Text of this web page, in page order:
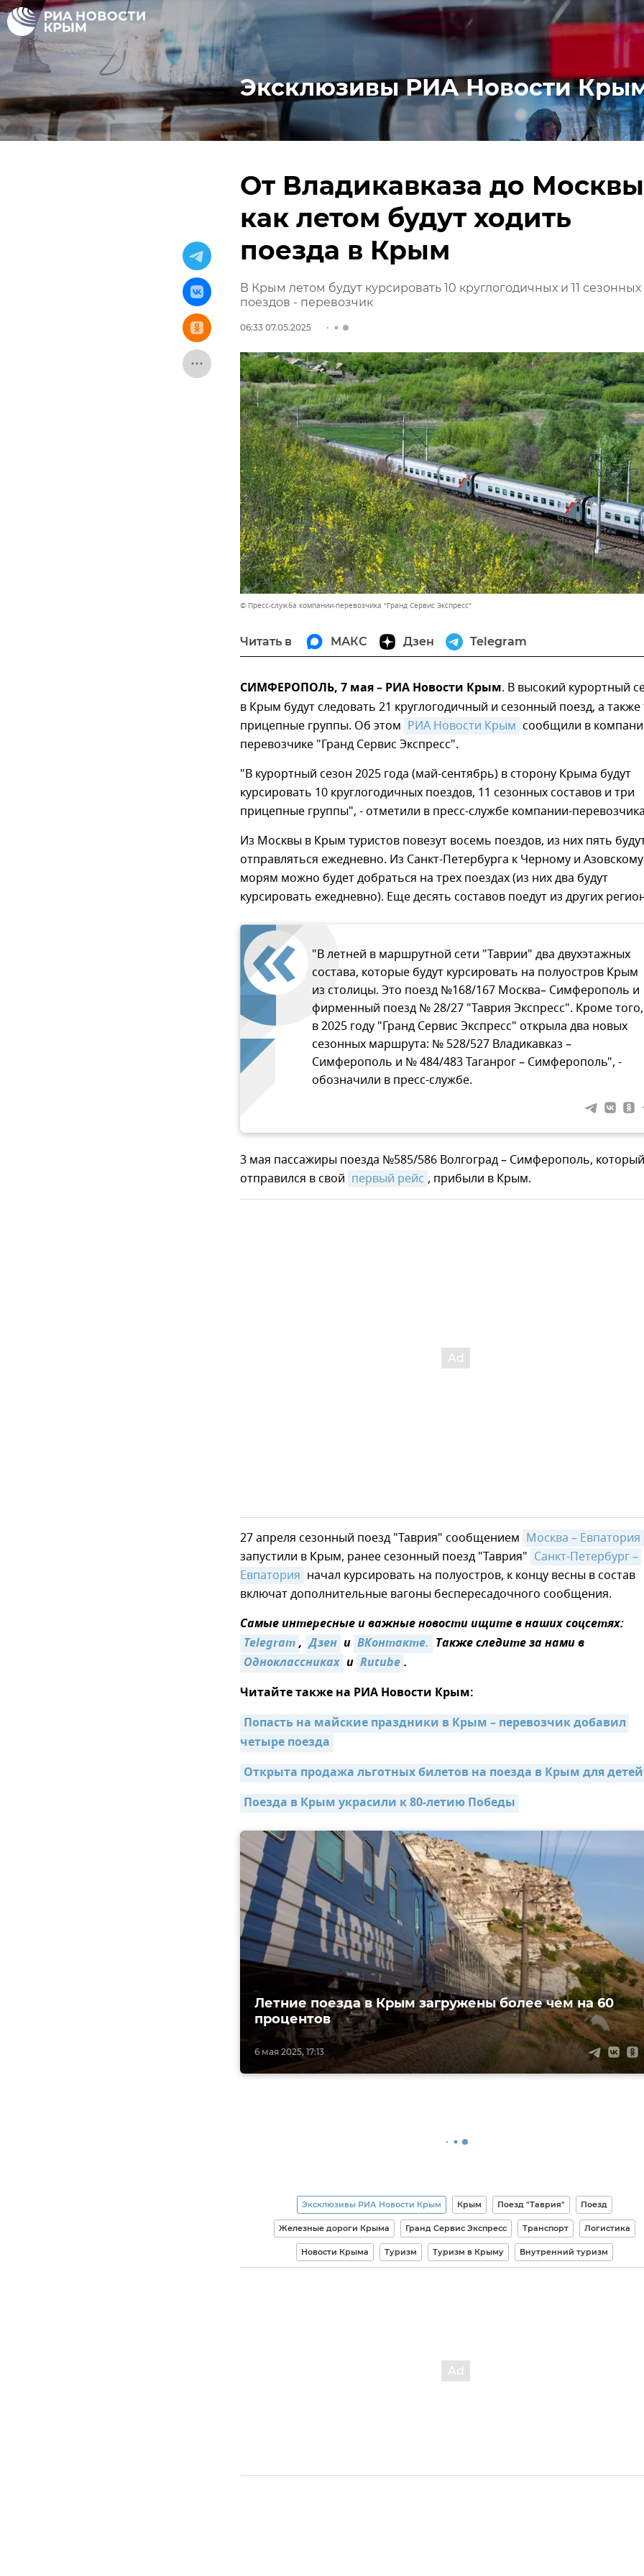
Эксклюзивы РИА Новости
От Владикавказа до
как летом будут ходить
поезда в Крым
В Крым летом будут курсировать 10 круглогодичных и 11 сезонных
поездов - перевозчик
06:33 07.05.2025
© Пресс-служба компании-перевозчика "Гранд Сервис Экспресс"
Читать в МАКС Дзен Telegram
СИМФЕРОПОЛЬ, 7 мая – РИА Новости Крым. В высокий курортный
в Крым будут следовать 21 круглогодичный и сезонный поезд, а также
прицепные группы. Об этом РИА Новости Крым сообщили в
перевозчике "Гранд Сервис Экспресс".
"В курортный сезон 2025 года (май-сентябрь) в сторону Крыма будут
курсировать 10 круглогодичных поездов, 11 сезонных составов и три
прицепные группы", - отметили в пресс-службе компании-
Из Москвы в Крым туристов повезут восемь поездов, из них пять
отправляться ежедневно. Из Санкт-Петербурга к Черному и Азовскому
морям можно будет добраться на трех поездах (из них два будут
курсировать ежедневно). Еще десять составов поедут из других
"В летней в маршрутной сети "Таврии" два двухэтажных
состава, которые будут курсировать на полуостров Крым
из столицы. Это поезд №168/167 Москва– Симферополь и
фирменный поезд № 28/27 "Таврия Экспресс". Кроме того,
в 2025 году "Гранд Сервис Экспресс" открыла два новых
сезонных маршрута: № 528/527 Владикавказ –
Симферополь и № 484/483 Таганрог – Симферополь", -
обозначили в пресс-службе.
3 мая пассажиры поезда №585/586 Волгоград – Симферополь, который
отправился в свой первый рейс , прибыли в Крым.
27 апреля сезонный поезд "Таврия" сообщением Москва – Евпатория
запустили в Крым, ранее сезонный поезд "Таврия" Санкт-Петербург –
Евпатория начал курсировать на полуостров, к концу весны в состав
включат дополнительные вагоны беспересадочного сообщения.
Самые интересные и важные новости ищите в наших соцсетях:
Telegram, Дзен и ВКонтакте. Также следите за нами в
Одноклассниках и Rutube.
Читайте также на РИА Новости Крым:
Попасть на майские праздники в Крым – перевозчик добавил
четыре поезда
Открыта продажа льготных билетов на поезда в Крым для детей
Поезда в Крым украсили к 80-летию Победы
6 мая 2025, 17:13
Летние поезда в Крым загружены более чем на 60
процентов
Эксклюзивы РИА Новости Крым Крым Поезд "Таврия" Поезд
Железные дороги Крыма Гранд Сервис Экспресс Транспорт Логистика
Новости Крыма Туризм Туризм в Крыму Внутренний туризм